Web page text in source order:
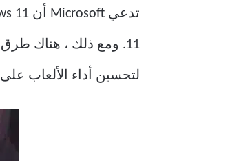
لتحسين أداء الألعاب على Windows 11.